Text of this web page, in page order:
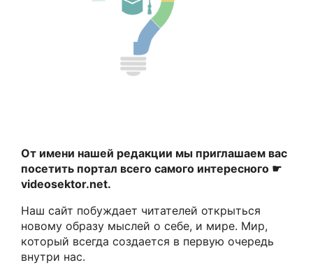
От имени нашей редакции мы приглашаем вас
посетить портал всего самого интересного ☛
videosektor.net.
Наш сайт побуждает читателей открыться
новому образу мыслей о себе, и мире. Мир,
который всегда создается в первую очередь
внутри нас.